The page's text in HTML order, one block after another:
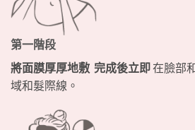
第一階段
將面膜厚厚地敷 完成後立即在臉部
域和髮際線。